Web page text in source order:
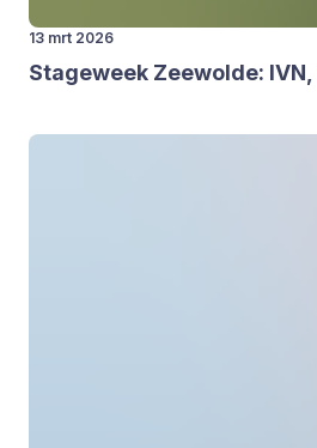
13 mrt 2026
Sta­ge­week Zee­wol­de: IVN